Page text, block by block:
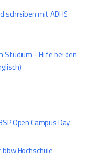
schreiben mit ADHS
Studium - Hilfe bei den
Open Campus Day
Hochschule